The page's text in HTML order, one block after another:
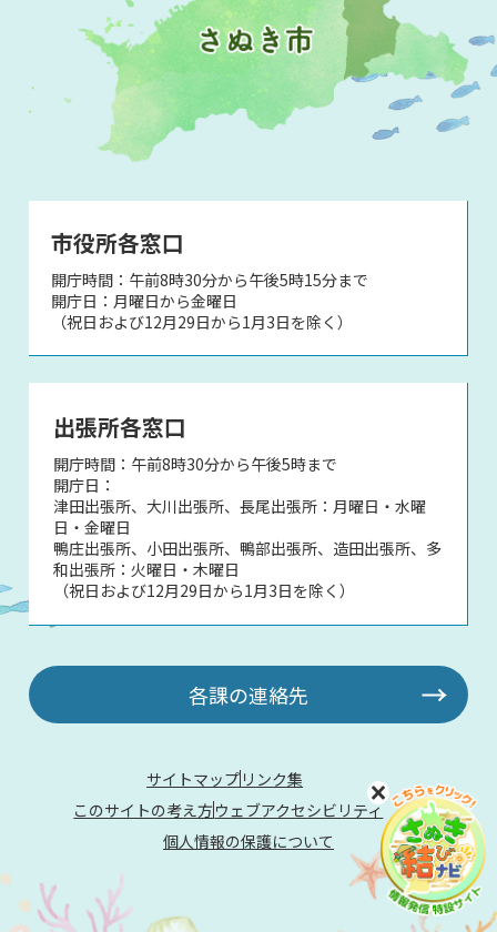
市役所各窓口
開庁時間：午前8時30分から午後5時15分まで
開庁日：月曜日から金曜日
（祝日および12月29日から1月3日を除く）
出張所各窓口
開庁時間：午前8時30分から午後5時まで
開庁日：
津田出張所、大川出張所、長尾出張所：月曜日・水曜
日・金曜日
鴨庄出張所、小田出張所、鴨部出張所、造田出張所、多
和出張所：火曜日・木曜日
（祝日および12月29日から1月3日を除く）
各課の連絡先
サイトマップ リンク集
このサイトの考え方ウェブアクセシビリティ
個人情報の保護について